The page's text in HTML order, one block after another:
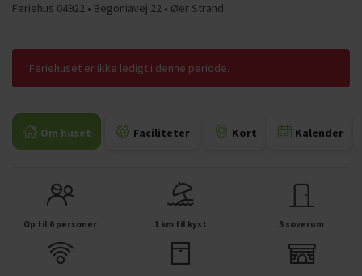
Feriehus 04922 • Begoniavej 22 • Øer Strand
Om huset Faciliteter Kort Kalender
Op til 6 personer 1 km til kyst 3 soverum
Feriehuset er ikke ledigt i denne periode.